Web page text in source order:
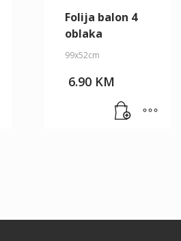
Folija balon 4
oblaka
99x52cm
6.90 KM